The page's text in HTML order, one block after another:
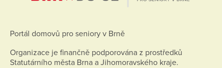
Portál domovů pro seniory v Brně
Organizace je finančně podporována z prostředků
Statutárního města Brna a Jihomoravského kraje.